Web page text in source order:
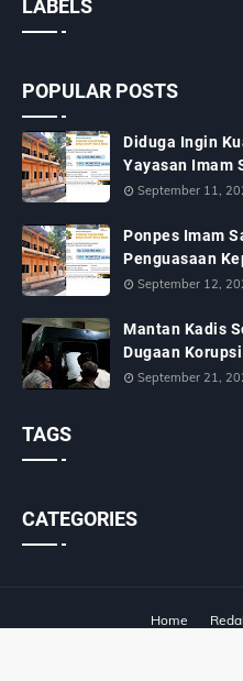
LABELS
POPULAR POSTS
Diduga Ingin
Yayasan Imam
September 11,
Ponpes Imam
Penguasaan
September 12,
Mantan Kadis
Dugaan
September 21,
TAGS
CATEGORIES
Home